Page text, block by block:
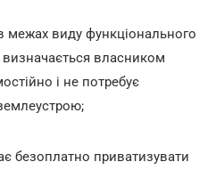
межах виду функціонального
визначається власником
і не потребує
безоплатно приватизувати